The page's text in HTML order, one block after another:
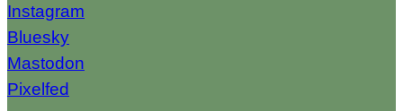
Instagram
Bluesky
Mastodon
Pixelfed